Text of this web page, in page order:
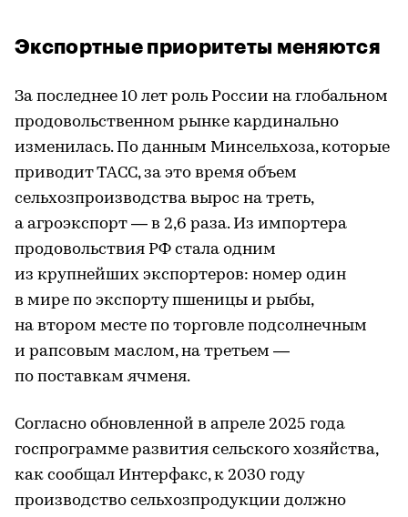
Экспортные приоритеты меняются
За последнее 10 лет роль России на глобальном
продовольственном рынке кардинально
изменилась. По данным Минсельхоза, которые
приводит ТАСС, за это время объем
сельхозпроизводства вырос на треть,
а агроэкспорт — в 2,6 раза. Из импортера
продовольствия РФ стала одним
из крупнейших экспортеров: номер один
в мире по экспорту пшеницы и рыбы,
на втором месте по торговле подсолнечным
и рапсовым маслом, на третьем —
по поставкам ячменя.
Согласно обновленной в апреле 2025 года
госпрограмме развития сельского хозяйства,
как сообщал Интерфакс, к 2030 году
производство сельхозпродукции должно